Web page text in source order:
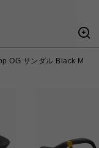
OG サンダル Black M